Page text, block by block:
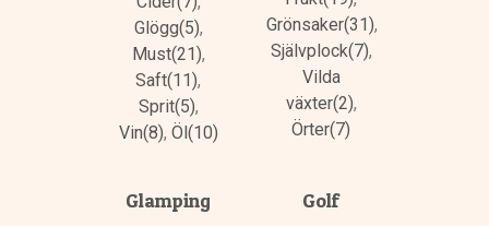
Glögg(5),
Must(21),
Saft(11),
Sprit(5),
Vin(8), Öl(10)
Grönsaker(31),
Självplock(7),
Vilda
växter(2),
Örter(7)
Glamping Golf